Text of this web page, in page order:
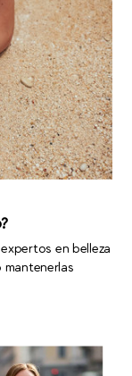
en belleza